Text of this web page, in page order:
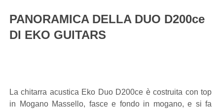
PANORAMICA DELLA DUO D200ce
DI EKO GUITARS
La chitarra acustica Eko Duo D200ce è costruita con top
in Mogano Massello, fasce e fondo in mogano, e si fa